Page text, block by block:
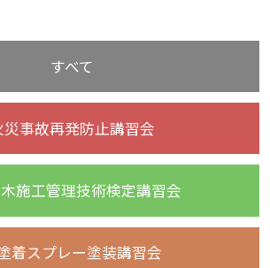
すべて
災事故再発防止講習会
施工管理技術検定講習会
着スプレー塗装講習会